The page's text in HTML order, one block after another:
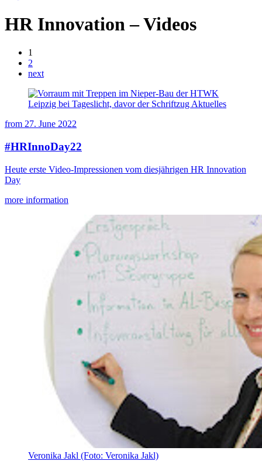
HR Innovation – Videos
1
2
next
from 27. June 2022
#HRInnoDay22
Heute erste Video-Impressionen vom diesjährigen HR Innovation
Day
more information
Veronika Jakl (Foto: Veronika Jakl)